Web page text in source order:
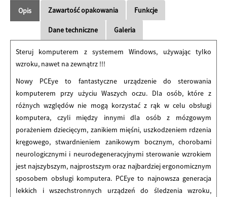
Opis Zawartość opakowania Funkcje
Dane techniczne Galeria
Steruj komputerem z systemem Windows, używając tylko
wzroku, nawet na zewnątrz !!!
Nowy PCEye to fantastyczne urządzenie do sterowania
komputerem przy użyciu Waszych oczu. Dla osób, które z
różnych względów nie mogą korzystać z rąk w celu obsługi
komputera, czyli między innymi dla osób z mózgowym
porażeniem dziecięcym, zanikiem mięśni, uszkodzeniem rdzenia
kręgowego, stwardnieniem zanikowym bocznym, chorobami
neurologicznymi i neurodegeneracyjnymi sterowanie wzrokiem
jest najszybszym, najprostszym oraz najbardziej ergonomicznym
sposobem obsługi komputera. PCEye to najnowsza generacja
lekkich i wszechstronnych urządzeń do śledzenia wzroku,